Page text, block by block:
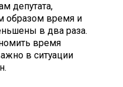
депутата,
образом время и
в два раза.
время
в ситуации